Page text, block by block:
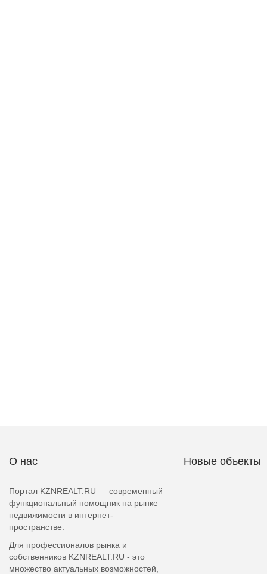
О нас
Портал KZNREALT.RU — современный
функциональный помощник на рынке
недвижимости в интернет-
пространстве.
Для профессионалов рынка и
собственников KZNREALT.RU - это
множество актуальных возможностей,
Новые объекты